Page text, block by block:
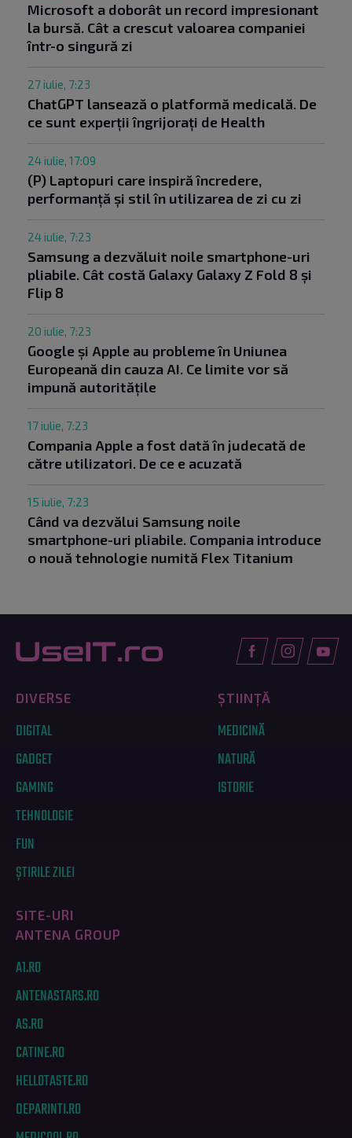
Microsoft a doborât un record impresionant
la bursă. Cât a crescut valoarea companiei
într-o singură zi
27 iulie, 7:23
ChatGPT lansează o platformă medicală. De
ce sunt experții îngrijorați de Health
24 iulie, 17:09
(P) Laptopuri care inspiră încredere,
performanță și stil în utilizarea de zi cu zi
24 iulie, 7:23
Samsung a dezvăluit noile smartphone-uri
pliabile. Cât costă Galaxy Galaxy Z Fold 8 și
Flip 8
20 iulie, 7:23
Google și Apple au probleme în Uniunea
Europeană din cauza AI. Ce limite vor să
impună autoritățile
17 iulie, 7:23
Compania Apple a fost dată în judecată de
către utilizatori. De ce e acuzată
15 iulie, 7:23
Când va dezvălui Samsung noile
smartphone-uri pliabile. Compania introduce
o nouă tehnologie numită Flex Titanium
DIVERSE
DIGITAL
GADGET
GAMING
TEHNOLOGIE
FUN
ȘTIRILE ZILEI
ȘTIINȚĂ
MEDICINĂ
NATURĂ
ISTORIE
SITE-URI
ANTENA GROUP
A1.RO
ANTENASTARS.RO
AS.RO
CATINE.RO
HELLOTASTE.RO
DEPARINTI.RO